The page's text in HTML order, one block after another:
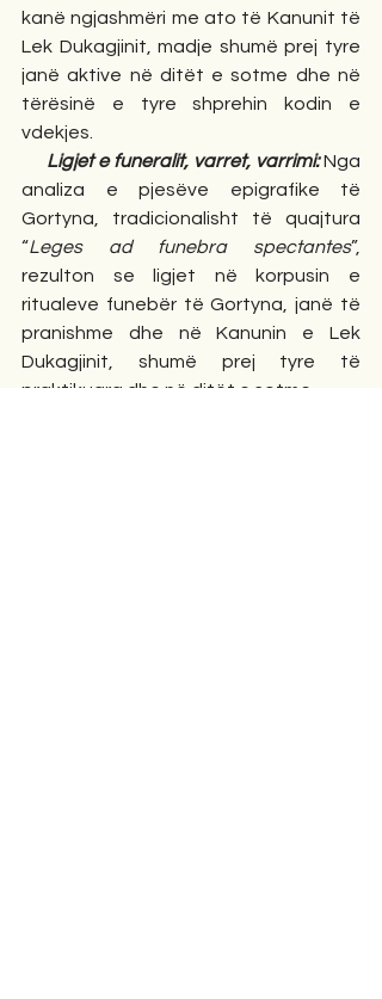
kanë ngjashmëri me ato të Kanunit të
Lek Dukagjinit, madje shumë prej tyre
janë aktive në ditët e sotme dhe në
tërësinë e tyre shprehin kodin e
vdekjes.
Ligjet e funeralit, varret, varrimi: Nga
analiza e pjesëve epigrafike të
Gortyna, tradicionalisht të quajtura
“Leges ad funebra spectantes”,
rezulton se ligjet në korpusin e
ritualeve funebër të Gortyna, janë të
pranishme dhe në Kanunin e Lek
Dukagjinit, shumë prej tyre të
praktikuara dhe në ditët e sotme.